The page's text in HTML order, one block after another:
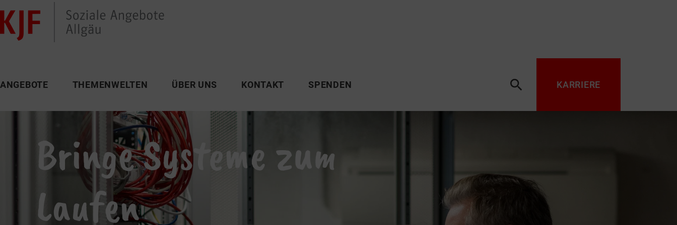
ANGEBOTE THEMENWELTEN ÜBER UNS KONTAKT SPENDEN search KARRIERE
Bringe Systeme zum
Laufen